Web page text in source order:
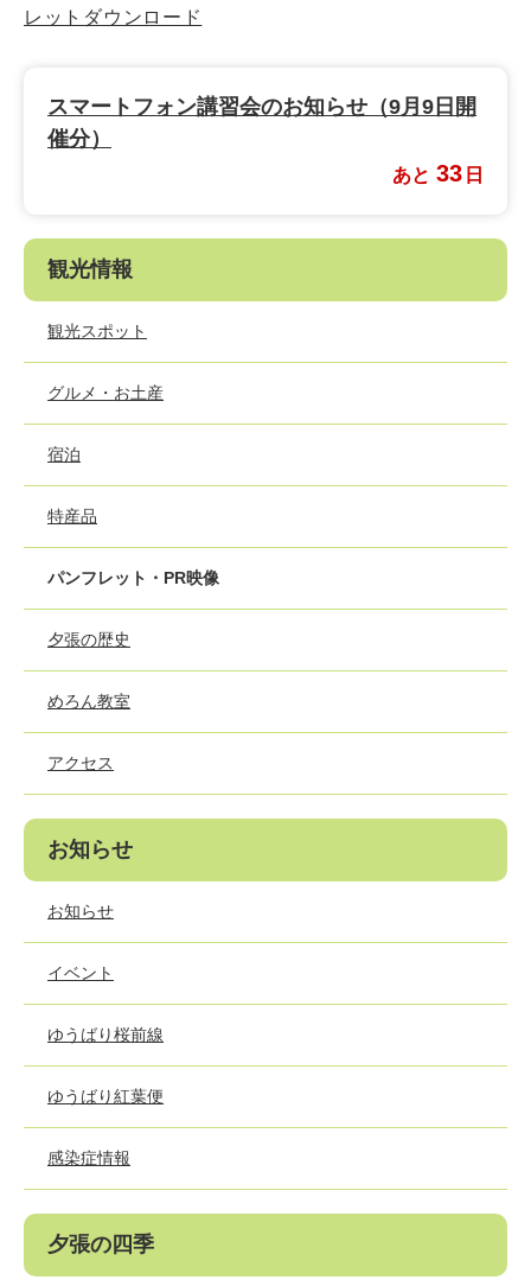
レットダウンロード
スマートフォン講習会のお知らせ（9月9日開
催分）
あと 33 日
観光情報
観光スポット
グルメ・お土産
宿泊
特産品
パンフレット・PR映像
夕張の歴史
めろん教室
アクセス
お知らせ
お知らせ
イベント
ゆうばり桜前線
ゆうばり紅葉便
感染症情報
夕張の四季